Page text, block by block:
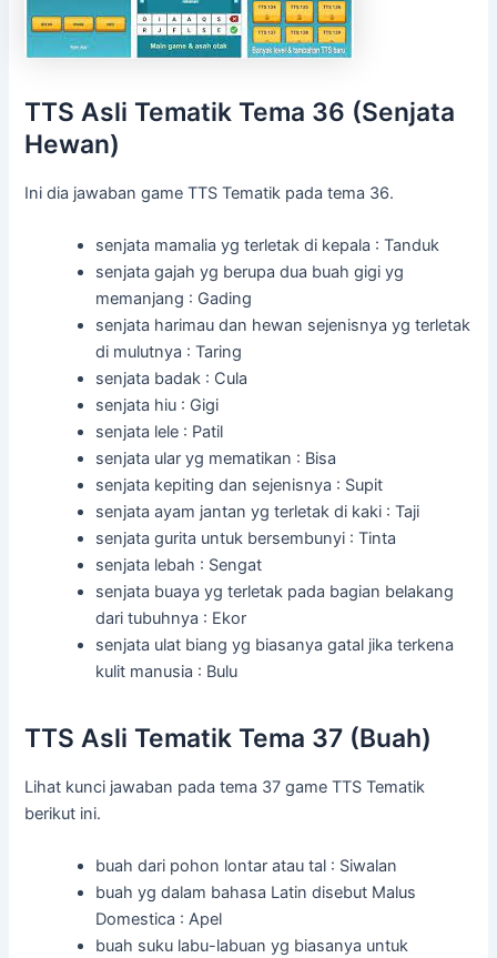
TTS Asli Tematik Tema 36 (Senjata
Hewan)
Ini dia jawaban game TTS Tematik pada tema 36.
senjata mamalia yg terletak di kepala : Tanduk
senjata gajah yg berupa dua buah gigi yg
memanjang : Gading
senjata harimau dan hewan sejenisnya yg terletak
di mulutnya : Taring
senjata badak : Cula
senjata hiu : Gigi
senjata lele : Patil
senjata ular yg mematikan : Bisa
senjata kepiting dan sejenisnya : Supit
senjata ayam jantan yg terletak di kaki : Taji
senjata gurita untuk bersembunyi : Tinta
senjata lebah : Sengat
senjata buaya yg terletak pada bagian belakang
dari tubuhnya : Ekor
senjata ulat biang yg biasanya gatal jika terkena
kulit manusia : Bulu
TTS Asli Tematik Tema 37 (Buah)
Lihat kunci jawaban pada tema 37 game TTS Tematik
berikut ini.
buah dari pohon lontar atau tal : Siwalan
buah yg dalam bahasa Latin disebut Malus
Domestica : Apel
buah suku labu-labuan yg biasanya untuk